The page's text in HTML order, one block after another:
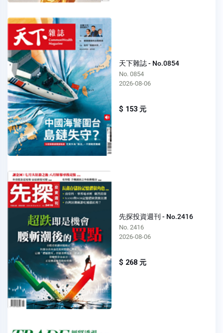
天下雜誌 - No.0854
No. 0854
2026-08-06
$ 153 元
先探投資週刊 - No.2416
No. 2416
2026-08-06
$ 268 元